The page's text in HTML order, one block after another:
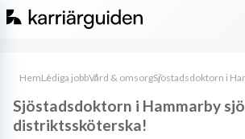
HemLediga jobbVård & omsorg
Sjöstadsdoktorn i Hammarby
distriktssköterska!